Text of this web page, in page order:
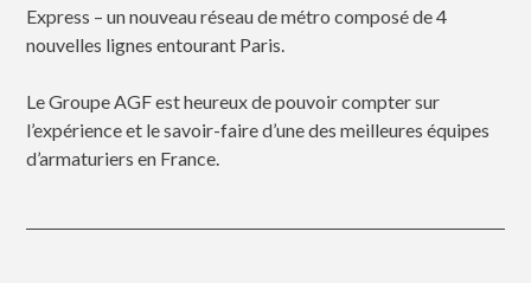
Express – un nouveau réseau de métro composé de 4
nouvelles lignes entourant Paris.
Le Groupe AGF est heureux de pouvoir compter sur
l’expérience et le savoir-faire d’une des meilleures équipes
d’armaturiers en France.